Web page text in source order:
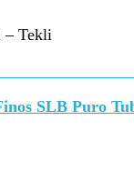
– Tekli
SLB Puro